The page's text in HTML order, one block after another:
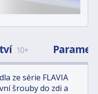
10+
ze série FLAVIA
šrouby do zdi a